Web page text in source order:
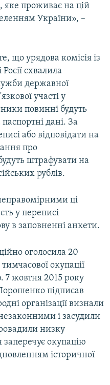
яке проживає на цій
України», –
що урядова комісія із
схвалила
державної
участі у
повинні будуть
дані. За
або відповідати на
про
штрафувати на
рублів.
ці
у переписі
в заповненні анкети.
оголосила 20
окупації
7 жовтня 2015 року
підписав
організації визнали
і засудили
низку
заперечує окупацію
історичної